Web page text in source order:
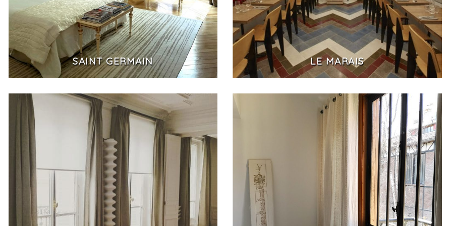
SAINT GERMAIN LE MARAIS